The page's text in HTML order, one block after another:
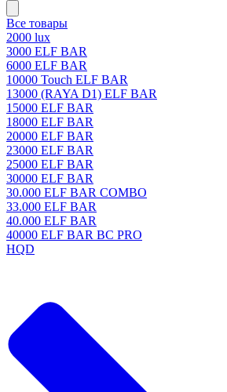
Все товары
2000 lux
3000 ELF BAR
6000 ELF BAR
10000 Touch ELF BAR
13000 (RAYA D1) ELF BAR
15000 ELF BAR
18000 ELF BAR
20000 ELF BAR
23000 ELF BAR
25000 ELF BAR
30000 ELF BAR
30.000 ELF BAR COMBO
33.000 ELF BAR
40.000 ELF BAR
40000 ELF BAR BC PRO
HQD